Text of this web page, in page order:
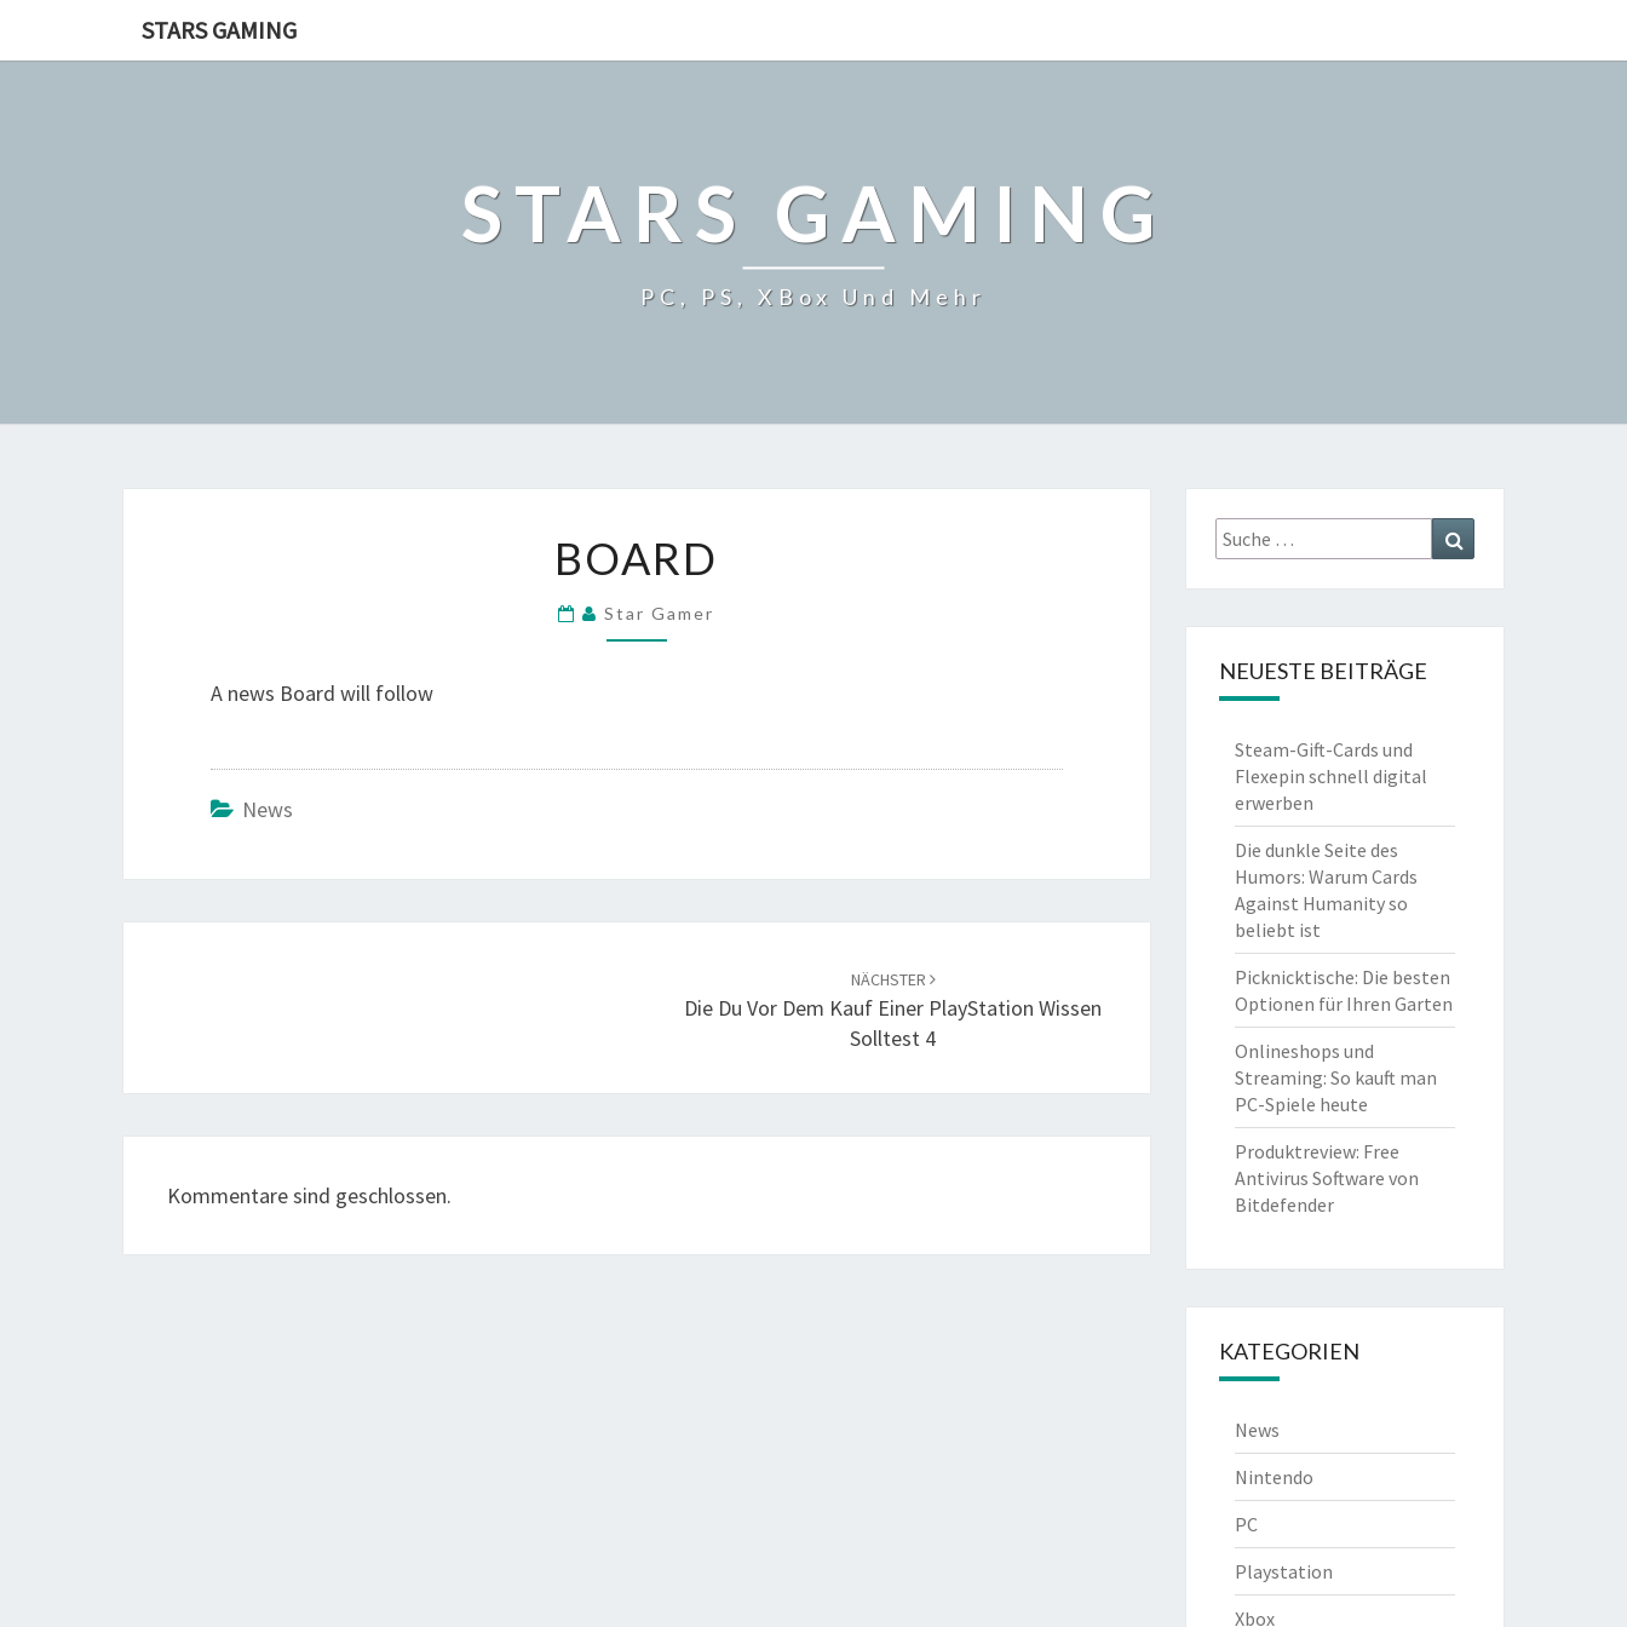
STARS GAMING
STARS GAMING
PC, PS, XBox Und Mehr
BOARD
Star Gamer
A news Board will follow
News
NÄCHSTER
Die Du Vor Dem Kauf Einer PlayStation Wissen
Solltest 4
Kommentare sind geschlossen.
Suche
nach:
NEUESTE BEITRÄGE
Steam-Gift-Cards und
Flexepin schnell digital
erwerben
Die dunkle Seite des
Humors: Warum Cards
Against Humanity so
beliebt ist
Picknicktische: Die besten
Optionen für Ihren Garten
Onlineshops und
Streaming: So kauft man
PC-Spiele heute
Produktreview: Free
Antivirus Software von
Bitdefender
KATEGORIEN
News
Nintendo
PC
Playstation
Xbox